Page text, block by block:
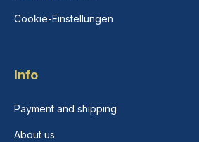
Cookie-Einstellungen
Info
Payment and shipping
About us